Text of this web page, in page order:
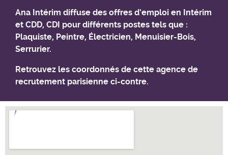
Ana Intérim diffuse des offres d’emploi en Intérim
et CDD, CDI pour différents postes tels que :
Plaquiste, Peintre, Électricien, Menuisier-Bois,
Serrurier.
Retrouvez les coordonnés de cette agence de
recrutement parisienne ci-contre.